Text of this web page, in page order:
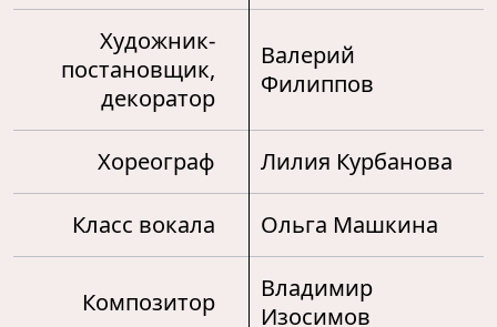
Художник-
постановщик,
декоратор
Валерий
Филиппов
Хореограф Лилия Курбанова
Класс вокала Ольга Машкина
Композитор
Владимир
Изосимов